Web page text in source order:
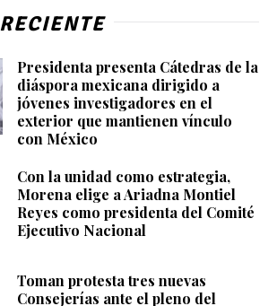
Presidenta presenta Cátedras de la
diáspora mexicana dirigido a
jóvenes investigadores en el
exterior que mantienen vínculo
con México
Con la unidad como estrategia,
Morena elige a Ariadna Montiel
Reyes como presidenta del Comité
Ejecutivo Nacional
Toman protesta tres nuevas
Consejerías ante el pleno del